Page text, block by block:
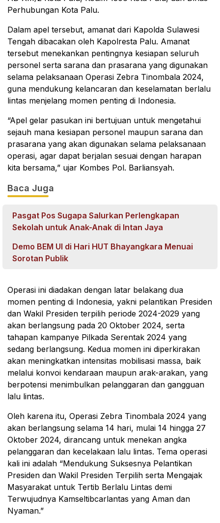
Perhubungan Kota Palu.
Dalam apel tersebut, amanat dari Kapolda Sulawesi
Tengah dibacakan oleh Kapolresta Palu. Amanat
tersebut menekankan pentingnya kesiapan seluruh
personel serta sarana dan prasarana yang digunakan
selama pelaksanaan Operasi Zebra Tinombala 2024,
guna mendukung kelancaran dan keselamatan berlalu
lintas menjelang momen penting di Indonesia.
“Apel gelar pasukan ini bertujuan untuk mengetahui
sejauh mana kesiapan personel maupun sarana dan
prasarana yang akan digunakan selama pelaksanaan
operasi, agar dapat berjalan sesuai dengan harapan
kita bersama,” ujar Kombes Pol. Barliansyah.
Baca Juga
Pasgat Pos Sugapa Salurkan Perlengkapan
Sekolah untuk Anak-Anak di Intan Jaya
Demo BEM UI di Hari HUT Bhayangkara Menuai
Sorotan Publik
Operasi ini diadakan dengan latar belakang dua
momen penting di Indonesia, yakni pelantikan Presiden
dan Wakil Presiden terpilih periode 2024-2029 yang
akan berlangsung pada 20 Oktober 2024, serta
tahapan kampanye Pilkada Serentak 2024 yang
sedang berlangsung. Kedua momen ini diperkirakan
akan meningkatkan intensitas mobilisasi massa, baik
melalui konvoi kendaraan maupun arak-arakan, yang
berpotensi menimbulkan pelanggaran dan gangguan
lalu lintas.
Oleh karena itu, Operasi Zebra Tinombala 2024 yang
akan berlangsung selama 14 hari, mulai 14 hingga 27
Oktober 2024, dirancang untuk menekan angka
pelanggaran dan kecelakaan lalu lintas. Tema operasi
kali ini adalah “Mendukung Suksesnya Pelantikan
Presiden dan Wakil Presiden Terpilih serta Mengajak
Masyarakat untuk Tertib Berlalu Lintas demi
Terwujudnya Kamseltibcarlantas yang Aman dan
Nyaman.”